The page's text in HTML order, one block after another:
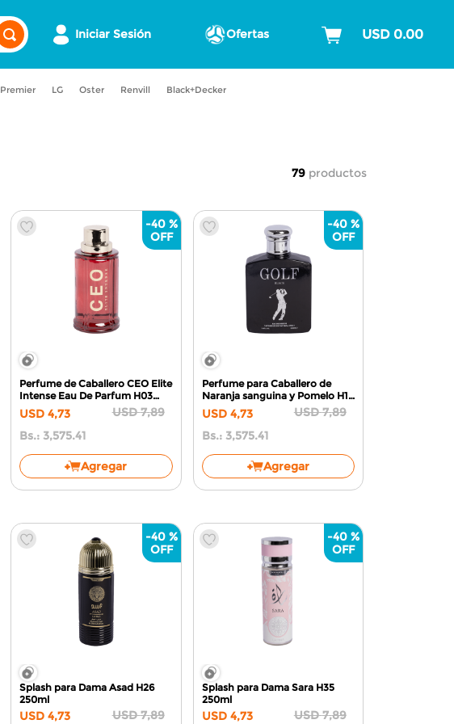
Iniciar Sesión Ofertas
Premier LG Oster Renvill Black+Decker
79 productos
-40 %
Perfume de Caballero CEO Elite
Intense Eau De Parfum H03
100ml
USD 4,73 USD 7,89
Bs.: 3,575.41
Agregar
-40 %
Perfume para Caballero de
Naranja sanguina y Pomelo H10
100ml
USD 4,73 USD 7,89
Bs.: 3,575.41
Agregar
-40 %
Splash para Dama Asad H26
250ml
USD 4,73 USD 7,89
-40 %
Splash para Dama Sara H35
250ml
USD 4,73 USD 7,89